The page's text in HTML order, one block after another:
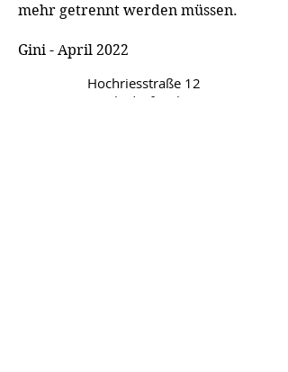
mehr getrennt werden müssen.
Gini - April 2022
Hochriesstraße 12
83101 Rohrdorf-Höhenmoos